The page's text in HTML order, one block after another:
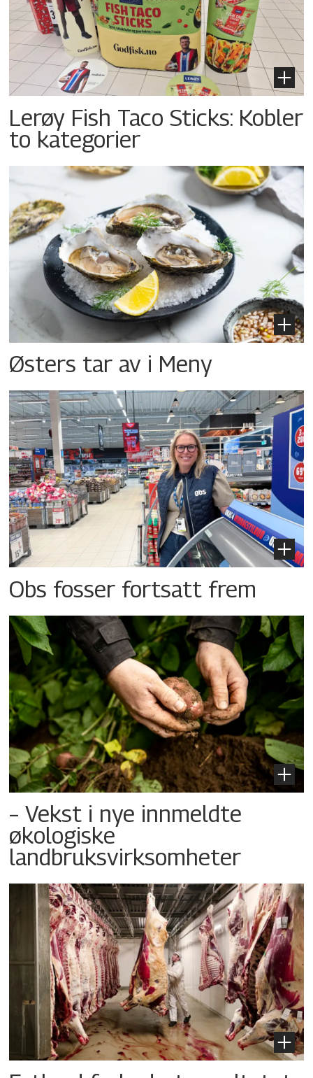
Lerøy Fish Taco Sticks: Kobler
to kategorier
Østers tar av i Meny
Obs fosser fortsatt frem
– Vekst i nye innmeldte
økologiske
landbruksvirksomheter